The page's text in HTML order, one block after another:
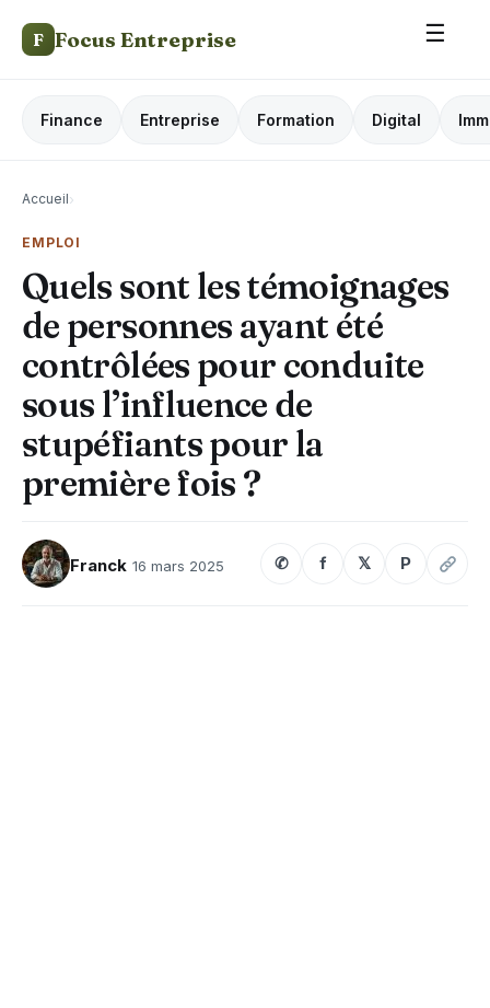
F Focus Entreprise ☰
Finance Entreprise Formation Digital
Accueil›
EMPLOI
Quels sont les témoignages
de personnes ayant été
contrôlées pour conduite
sous l’influence de
stupéfiants pour la
première fois ?
Franck 16 mars 2025 ✆ f 𝕏 P